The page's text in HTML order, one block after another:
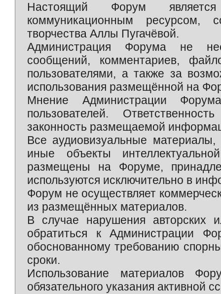
Настоящий Форум является
коммуникационным ресурсом,
творчества Аллы Пугачёвой.
Администрация Форума не
сообщений, комментариев,
пользователями, а также за
использования размещённой на
Мнение Администрации
пользователей.
законность размещаемой
Все аудиовизуальные
иные объекты
размещены на Форуме,
используются исключительно в
Форум не осуществляет
из размещённых материалов.
В случае нарушения авторских
обратиться к Администрации
обоснованному требованию
сроки.
Использование материалов
обязательного указания активной